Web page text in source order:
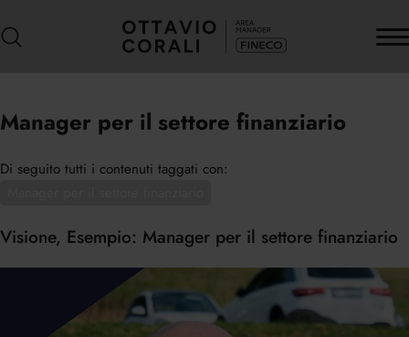
Manager per il settore finanziario
Di seguito tutti i contenuti taggati con:
Visione, Esempio: Manager per il settore finanziario